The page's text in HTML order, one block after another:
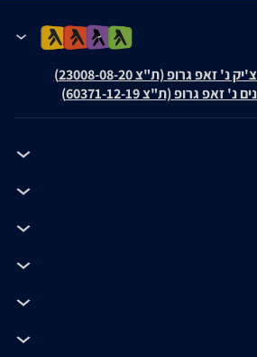
גרופ (ת"צ 23008-08-20)
גרופ (ת"צ 60371-12-19)